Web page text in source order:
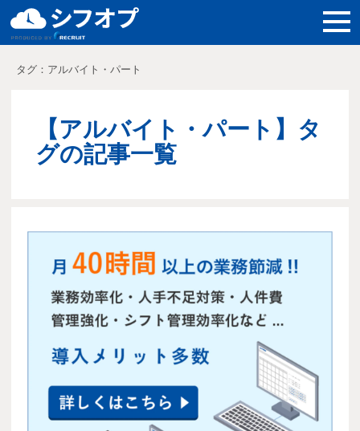
料金
導入事例
タグ：アルバイト・パート
【アルバイト・パート】タ
グの記事一覧